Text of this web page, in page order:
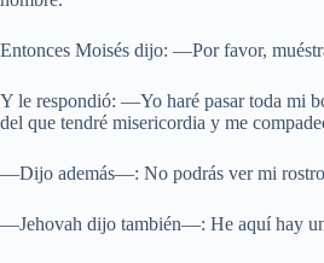
Entonces Moisés dijo: —Por favor,
Y le respondió: —Yo haré pasar toda mi
del que tendré misericordia y me
—Dijo además—: No podrás ver mi
—Jehovah dijo también—: He aquí hay